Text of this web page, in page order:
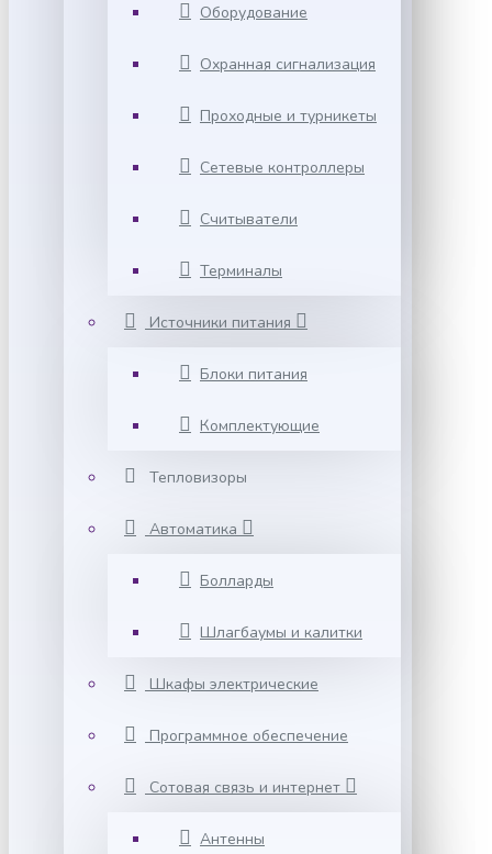
Оборудование
Охранная сигнализация
Проходные и турникеты
Сетевые контроллеры
Считыватели
Терминалы
Источники питания
Блоки питания
Комплектующие
Тепловизоры
Автоматика
Болларды
Шлагбаумы и калитки
Шкафы электрические
Программное обеспечение
Сотовая связь и интернет
Антенны